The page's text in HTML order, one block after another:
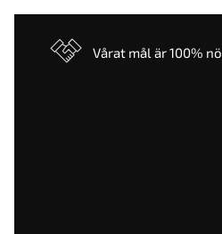
Vårat mål är 100%